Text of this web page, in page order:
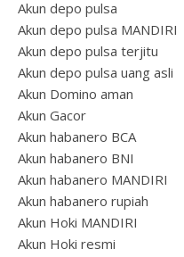
Akun depo pulsa
Akun depo pulsa MANDIRI
Akun depo pulsa terjitu
Akun depo pulsa uang asli
Akun Domino aman
Akun Gacor
Akun habanero BCA
Akun habanero BNI
Akun habanero MANDIRI
Akun habanero rupiah
Akun Hoki MANDIRI
Akun Hoki resmi